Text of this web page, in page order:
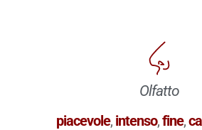
Olfatto
piacevole, intenso,fine,